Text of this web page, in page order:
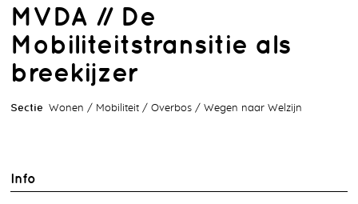
MVDA // De
Mobiliteitstransitie als
breekijzer
Sectie Wonen Mobiliteit Overbos Wegen naar Welzijn
Info